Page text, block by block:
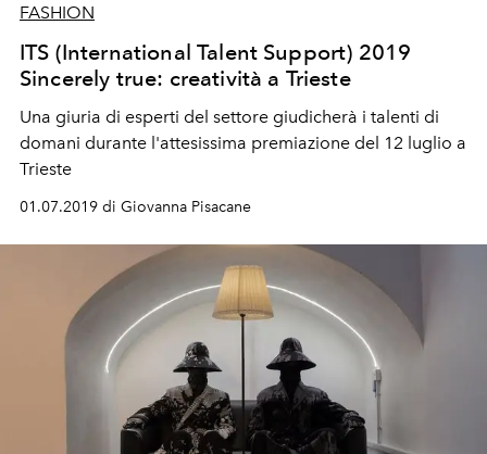
FASHION
ITS (International Talent Support) 2019
Sincerely true: creatività a Trieste
Una giuria di esperti del settore giudicherà i talenti di
domani durante l'attesissima premiazione del 12 luglio a
Trieste
01.07.2019 di Giovanna Pisacane